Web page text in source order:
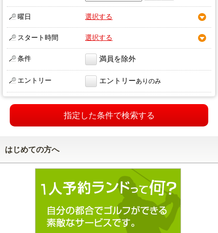
曜日 選択する
スタート時間 選択する
条件 満員を除外
エントリー エントリーありのみ
指定した条件で検索する
はじめての方へ